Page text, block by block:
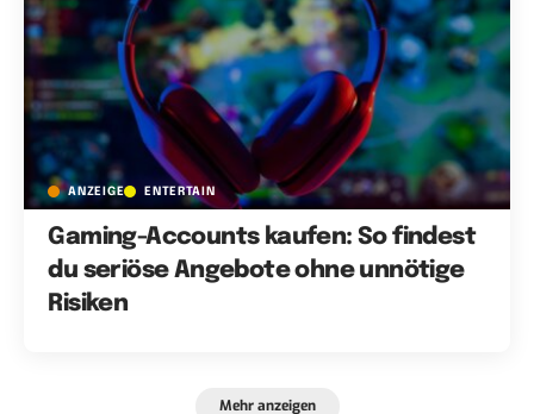
ANZEIGE ENTERTAIN
Gaming-Accounts kaufen: So findest
du seriöse Angebote ohne unnötige
Risiken
Mehr anzeigen